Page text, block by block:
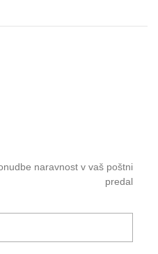
naravnost v vaš poštni
predal